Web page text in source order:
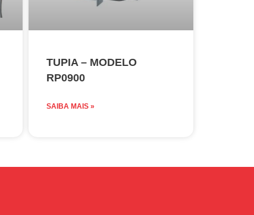
TUPIA – MODELO
RP0900
SAIBA MAIS »